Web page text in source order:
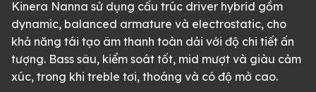
Kinera Nanna sử dụng cấu trúc driver hybrid gồm
dynamic, balanced armature và electrostatic, cho
khả năng tái tạo âm thanh toàn dải với độ chi tiết ấn
tượng. Bass sâu, kiểm soát tốt, mid mượt và giàu cảm
xúc, trong khi treble tơi, thoáng và có độ mở cao.